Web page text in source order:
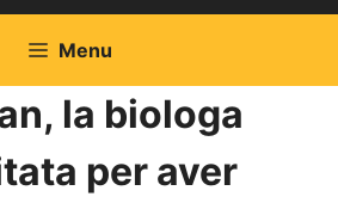
Menu
la biologa
per aver